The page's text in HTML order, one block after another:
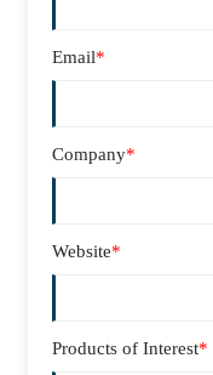
Email*
Company*
Website*
Products of Interest*